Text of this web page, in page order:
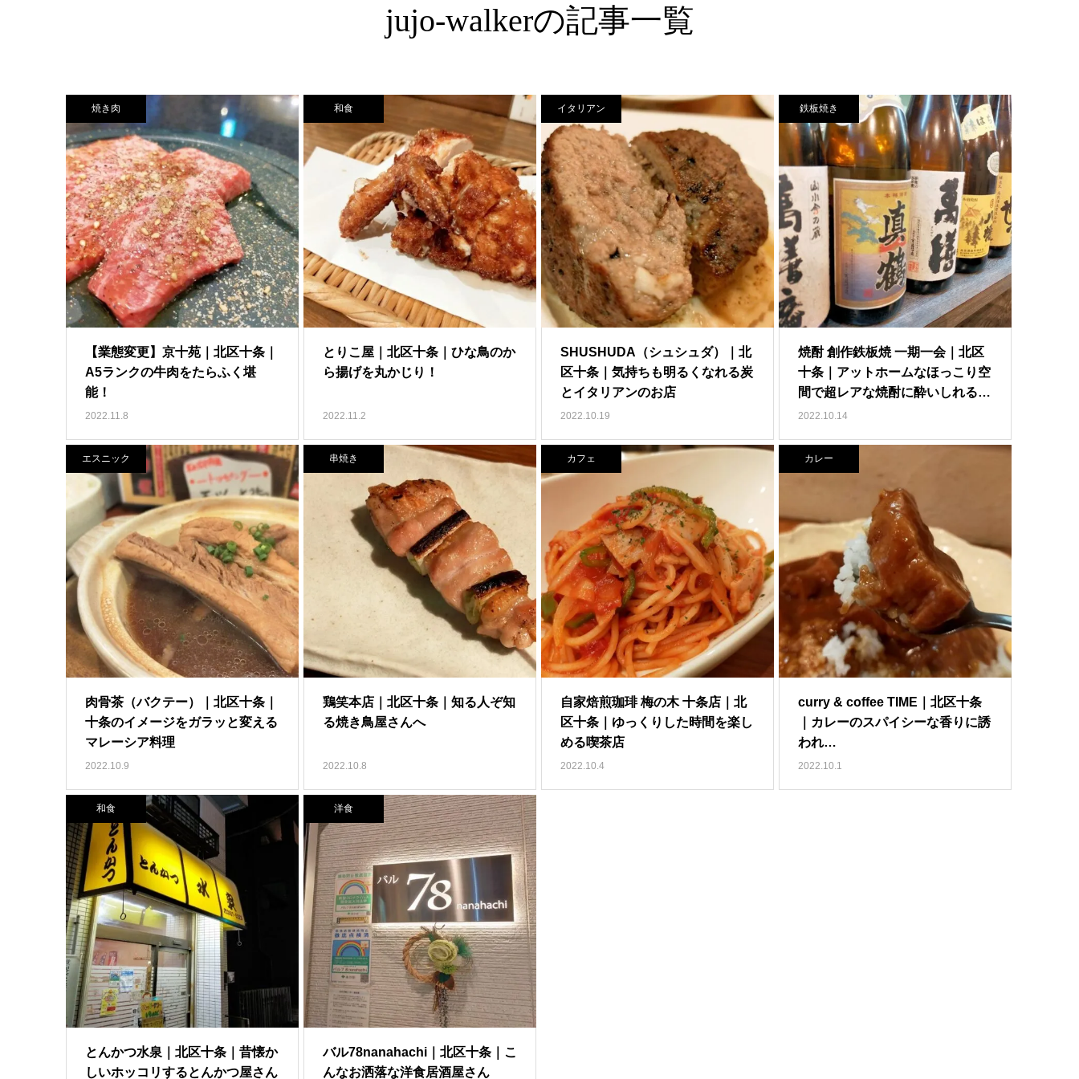
jujo-walkerの記事一覧
焼き肉
【業態変更】京十苑｜北区十条｜
A5ランクの牛肉をたらふく堪
能！
2022.11.8
和食
とりこ屋｜北区十条｜ひな鳥のか
ら揚げを丸かじり！
2022.11.2
イタリアン
SHUSHUDA（シュシュダ）｜北
区十条｜気持ちも明るくなれる炭
とイタリアンのお店
2022.10.19
鉄板焼き
焼酎 創作鉄板焼 一期一会｜北区
十条｜アットホームなほっこり空
間で超レアな焼酎に酔いしれる…
2022.10.14
エスニック
肉骨茶（バクテー）｜北区十条｜
十条のイメージをガラッと変える
マレーシア料理
2022.10.9
串焼き
鶏笑本店｜北区十条｜知る人ぞ知
る焼き鳥屋さんへ
2022.10.8
カフェ
自家焙煎珈琲 梅の木 十条店｜北
区十条｜ゆっくりした時間を楽し
める喫茶店
2022.10.4
カレー
curry & coffee TIME｜北区十条
｜カレーのスパイシーな香りに誘
われ…
2022.10.1
和食
とんかつ水泉｜北区十条｜昔懐か
しいホッコリするとんかつ屋さん
洋食
バル78nanahachi｜北区十条｜こ
んなお洒落な洋食居酒屋さん